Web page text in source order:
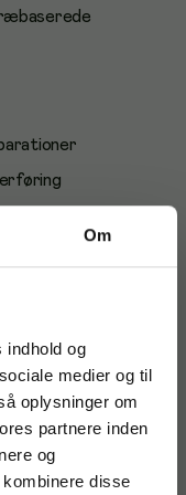
Om
indhold og
medier og til
oplysninger om
partnere inden
og
disse
og enkle
fugemasser og
løsninger til både